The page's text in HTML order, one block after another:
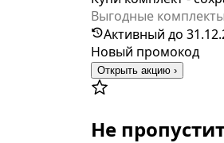
Выгодные
Активный до
Новый промокод
Открыть акцию ›
Не